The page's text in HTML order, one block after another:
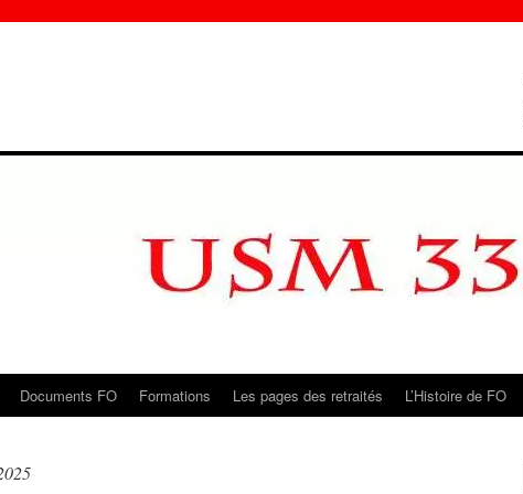
Documents FO Formations Les pages des retraités L’Histoire de FO